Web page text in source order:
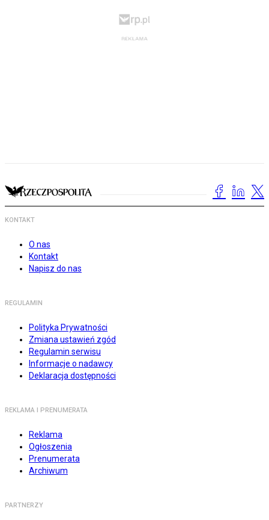
KONTAKT
O nas
Kontakt
Napisz do nas
REGULAMIN
Polityka Prywatności
Zmiana ustawień zgód
Regulamin serwisu
Informacje o nadawcy
Deklaracja dostępności
REKLAMA I PRENUMERATA
Reklama
Ogłoszenia
Prenumerata
Archiwum
PARTNERZY